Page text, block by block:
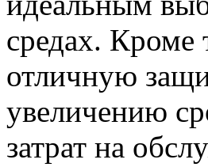
средах. Кроме
отличную
увеличению
затрат на